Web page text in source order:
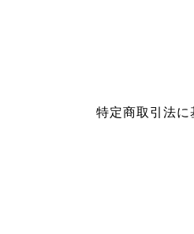
特定商取引法に